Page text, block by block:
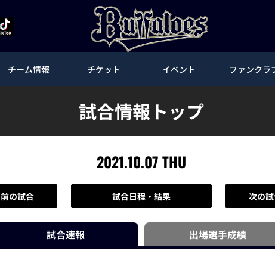
チーム情報 チケット イベント ファンクラ
試合情報トップ
2021.10.07 THU
前の試合 試合日程・結果 次の
試合速報 出場選手成績